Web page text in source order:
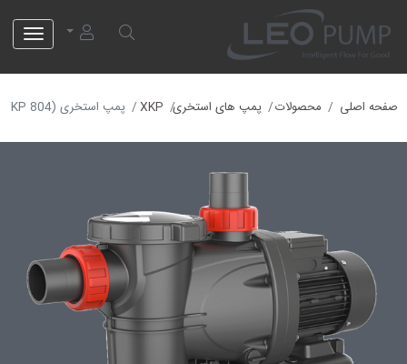
صفحه اصلی محصولات پمپ های استخری XKP پمپ استخری (XKP 804)